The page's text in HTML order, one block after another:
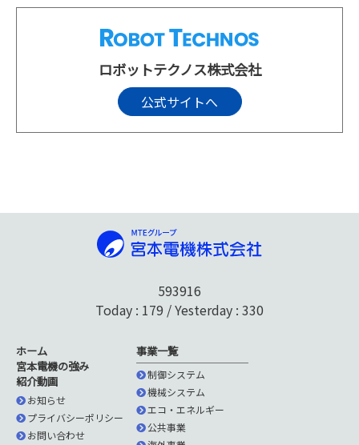
ロボットテクノス株式会社
公式サイトへ
593916
Today : 179 / Yesterday : 330
ホーム
宮本電機の強み
紹介動画
お知らせ
プライバシーポリシー
お問い合わせ
事業一覧
制御システム
機械システム
エコ・エネルギー
公共事業